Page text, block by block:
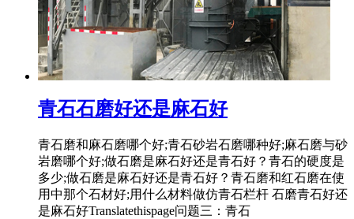
青石石磨好还是麻石好
青石磨和麻石磨哪个好;青石砂岩石磨哪种好;麻石磨与砂
岩磨哪个好;做石磨是麻石好还是青石好？青石的硬度是
多少;做石磨是麻石好还是青石好？青石磨和红石磨在使
用中那个石材好;用什么材料做仿青石栏杆 石磨青石好还
是麻石好Translatethispage问题三：青石